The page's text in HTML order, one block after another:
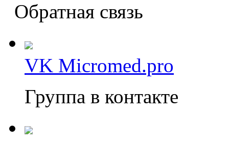
Обратная связь
VK Micromed.pro
Группа в контакте